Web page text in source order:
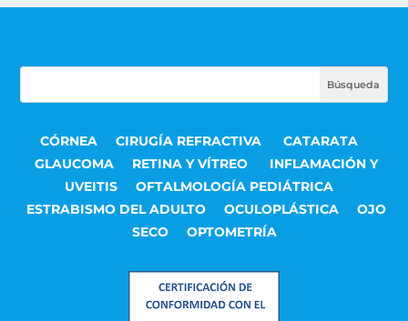
CÓRNEA CIRUGÍA REFRACTIVA
CATARATA
GLAUCOMA
RETINA Y VÍTREO
INFLAMACIÓN Y
UVEITIS
OFTALMOLOGÍA PEDIÁTRICA
ESTRABISMO DEL ADULTO
OCULOPLÁSTICA
OJO
SECO
OPTOMETRÍA